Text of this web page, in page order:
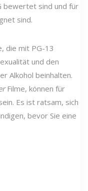
bewertet sind und für
sind.
die mit PG-13
und den
Alkohol beinhalten.
Filme, können für
Es ist ratsam, sich
bevor Sie eine